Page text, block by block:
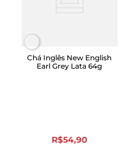
Chá Inglês New English
Earl Grey Lata 64g
R$54,90